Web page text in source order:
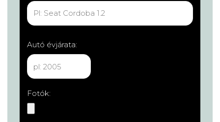
Autó évjárata:
Fotók: